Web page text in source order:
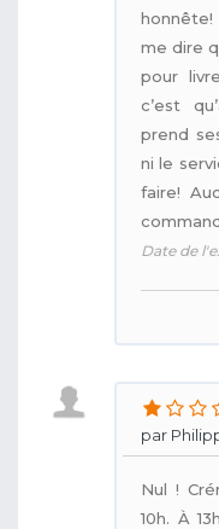
me dire
pour
c’est
prend
ni le
faire!
Date de
par
Nul !
10h. À